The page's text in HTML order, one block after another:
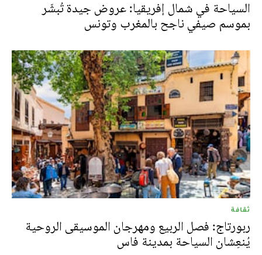
السياحة في شمال إفريقيا: عروض جيدة تُبشّر
بموسم صيفي ناجح بالمغرب وتونس
ثقافة
ربورتاج: فصل الربيع ومهرجان الموسيقى الروحية
يُنعِشان السياحة بمدينة فاس